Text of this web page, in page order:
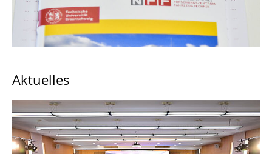
Dreh- und Fotogenehmigungen
NFF-Ausstellungen
Aktuelles